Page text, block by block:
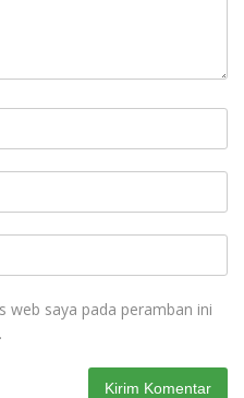
web saya pada peramban ini